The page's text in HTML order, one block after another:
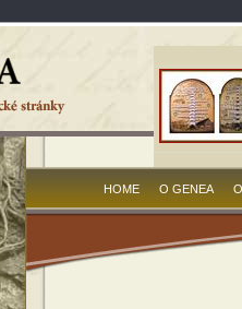
HOME O GENEA